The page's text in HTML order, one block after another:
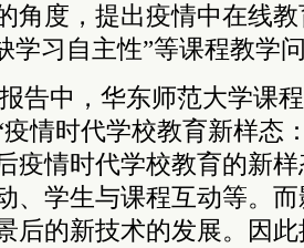
角度，提出疫情中在线教
学习自主性”等课程教学
告中，华东师范大学课
情时代学校教育新样态
疫情时代学校教育的新
、学生与课程互动等。
后的新技术的发展。因